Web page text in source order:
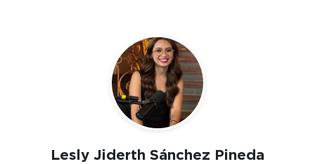
Lesly Jiderth Sánchez Pineda